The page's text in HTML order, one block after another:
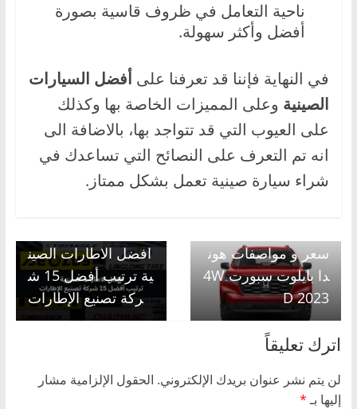
ناحية التعامل في ظروف قاسية بصورة
أفضل وأكثر سهولة.
في النهاية فإننا قد تعرفنا على أفضل السيارات
الصينية وعلى المميزات الخاصة بها وكذلك
على العيوب التي قد تتواجد بها، بالاضافة الى
انه تم التعرف على النصائح التي تساعدك في
شراء سيارة صينية تعمل بشكل ممتاز.
سعر و مواصفات هون
دا بايلوت سبورت 4W
D 2023
افضل الاطارات الصين
ية ترتيب أفضل 15 ش
ركة تصنيع الإطارات
اترك تعليقاً
لن يتم نشر عنوان بريدك الإلكتروني. الحقول الإلزامية مشار
إليها بـ*